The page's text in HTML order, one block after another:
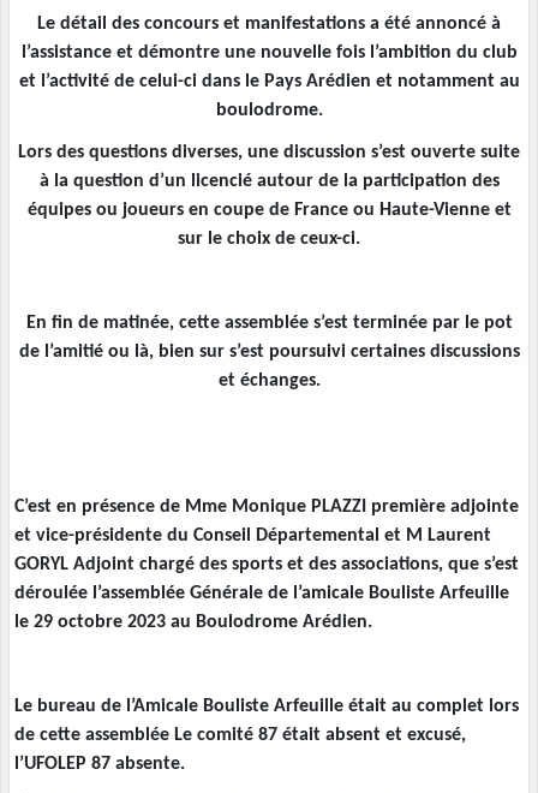
Le détail des concours et manifestations a été annoncé à
l’assistance et démontre une nouvelle fois l’ambition du club
et l’activité de celui-ci dans le Pays Arédien et notamment au
boulodrome.
Lors des questions diverses, une discussion s’est ouverte suite
à la question d’un licencié autour de la participation des
équipes ou joueurs en coupe de France ou Haute-Vienne et
sur le choix de ceux-ci.
En fin de matinée, cette assemblée s’est terminée par le pot
de l’amitié ou là, bien sur s’est poursuivi certaines discussions
et échanges.
C’est en présence de Mme Monique PLAZZI première adjointe
et vice-présidente du Conseil Départemental et M Laurent
GORYL Adjoint chargé des sports et des associations, que s’est
déroulée l’assemblée Générale de l’amicale Bouliste Arfeuille
le 29 octobre 2023 au Boulodrome Arédien.
Le bureau de l’Amicale Bouliste Arfeuille était au complet lors
de cette assemblée Le comité 87 était absent et excusé,
l’UFOLEP 87 absente.